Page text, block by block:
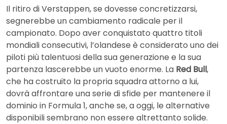
Il ritiro di Verstappen, se dovesse concretizzarsi,
segnerebbe un cambiamento radicale per il
campionato. Dopo aver conquistato quattro titoli
mondiali consecutivi, l’olandese è considerato uno dei
piloti più talentuosi della sua generazione e la sua
partenza lascerebbe un vuoto enorme. La Red Bull,
che ha costruito la propria squadra attorno a lui,
dovrà affrontare una serie di sfide per mantenere il
dominio in Formula 1, anche se, a oggi, le alternative
disponibili sembrano non essere altrettanto solide.